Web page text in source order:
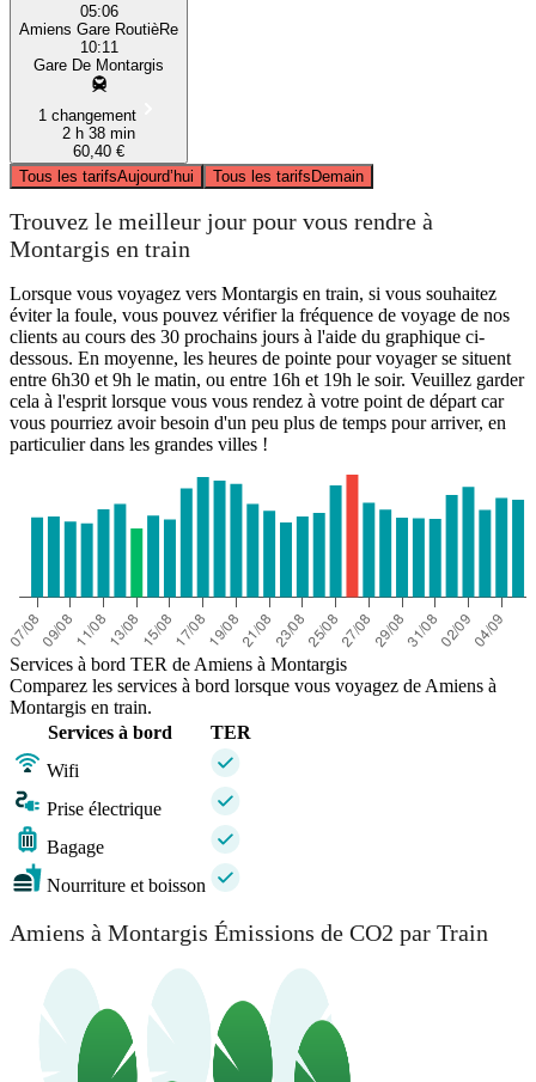
05:06
Amiens Gare RoutièRe
10:11
Gare De Montargis
1 changement
2 h 38 min
60,40 €
Tous les tarifsAujourd’hui Tous les tarifsDemain
Trouvez le meilleur jour pour vous rendre à
Montargis en train
Lorsque vous voyagez vers Montargis en train, si vous souhaitez
éviter la foule, vous pouvez vérifier la fréquence de voyage de nos
clients au cours des 30 prochains jours à l'aide du graphique ci-
dessous. En moyenne, les heures de pointe pour voyager se situent
entre 6h30 et 9h le matin, ou entre 16h et 19h le soir. Veuillez garder
cela à l'esprit lorsque vous vous rendez à votre point de départ car
vous pourriez avoir besoin d'un peu plus de temps pour arriver, en
particulier dans les grandes villes !
Services à bord TER de Amiens à Montargis
Comparez les services à bord lorsque vous voyagez de Amiens à
Montargis en train.
Services à bord
TER
Wifi
Prise électrique
Bagage
Nourriture et boisson
Amiens à Montargis Émissions de CO2 par Train